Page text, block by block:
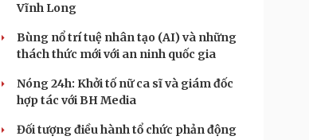
Vĩnh Long
Bùng nổ trí tuệ nhân tạo (AI) và những
thách thức mới với an ninh quốc gia
Nóng 24h: Khởi tố nữ ca sĩ và giám đốc
hợp tác với BH Media
Đối tượng điều hành tổ chức phản động